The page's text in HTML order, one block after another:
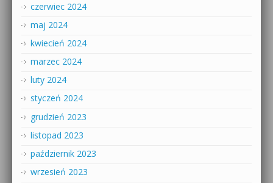
czerwiec 2024
maj 2024
kwiecień 2024
marzec 2024
luty 2024
styczeń 2024
grudzień 2023
listopad 2023
październik 2023
wrzesień 2023